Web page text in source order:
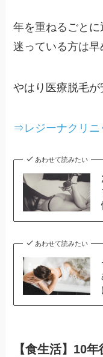
年を重ねるごとに
迷っている方は早
やはり医療脱毛が
⇒レジーナクリニ
あわせて読みたい
あわせて読みたい
【食生活】10